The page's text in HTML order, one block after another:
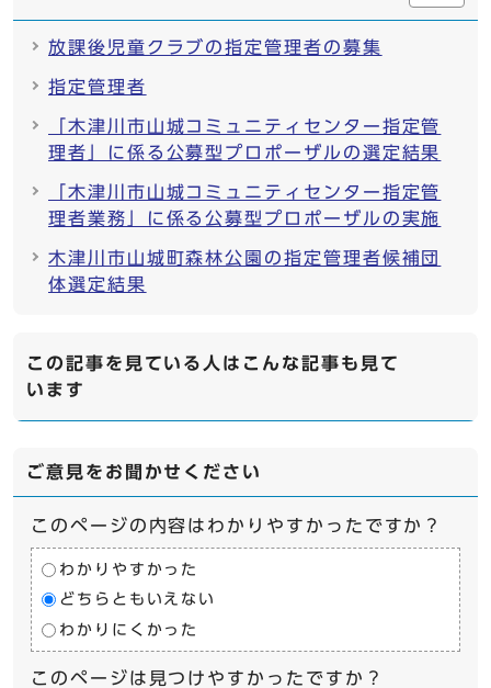
放課後児童クラブの指定管理者の募集
指定管理者
「木津川市山城コミュニティセンター指定管
理者」に係る公募型プロポーザルの選定結果
「木津川市山城コミュニティセンター指定管
理者業務」に係る公募型プロポーザルの実施
木津川市山城町森林公園の指定管理者候補団
体選定結果
この記事を見ている人はこんな記事も見て
います
ご意見をお聞かせください
このページの内容はわかりやすかったですか？
わかりやすかった
どちらともいえない
わかりにくかった
このページは見つけやすかったですか？